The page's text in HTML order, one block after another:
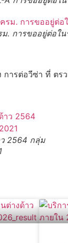
. การขออยู่ต่อใ
ารต่อวีซ่า ที่ ตรว
2564 กลุ่ม